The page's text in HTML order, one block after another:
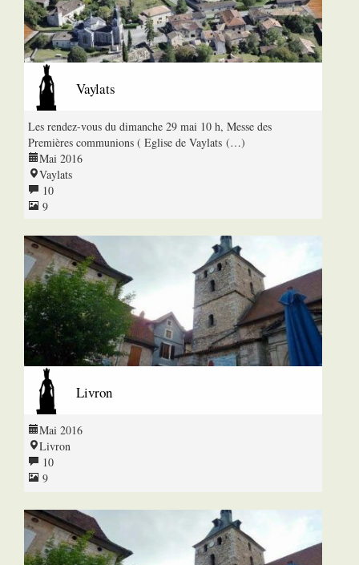
Vaylats
Les rendez-vous du dimanche 29 mai 10 h, Messe des
Premières communions ( Eglise de Vaylats (…)
Mai 2016
Vaylats
10
9
Livron
Mai 2016
Livron
10
9